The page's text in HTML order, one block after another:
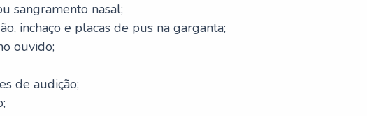
sangramento nasal;
inchaço e placas de pus na garganta;
ouvido;
de audição;